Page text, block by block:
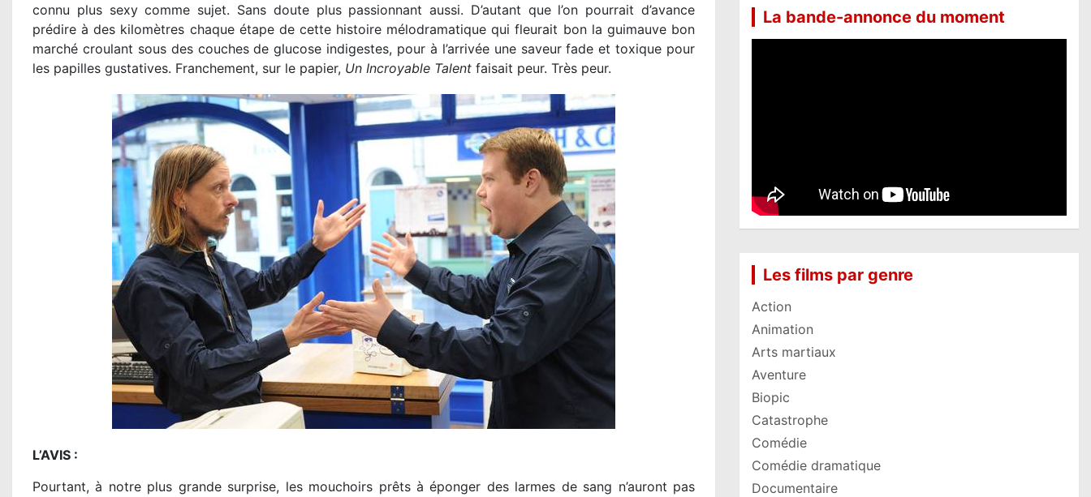
connu plus sexy comme sujet. Sans doute plus passionnant aussi. D’autant que l’on pourrait d’avance
prédire à des kilomètres chaque étape de cette histoire mélodramatique qui fleurait bon la guimauve bon
marché croulant sous des couches de glucose indigestes, pour à l’arrivée une saveur fade et toxique pour
les papilles gustatives. Franchement, sur le papier, Un Incroyable Talent faisait peur. Très peur.
L’AVIS :
Pourtant, à notre plus grande surprise, les mouchoirs prêts à éponger des larmes de sang n’auront pas
La bande-annonce du moment
Les films par genre
Action
Animation
Arts martiaux
Aventure
Biopic
Catastrophe
Comédie
Comédie dramatique
Documentaire